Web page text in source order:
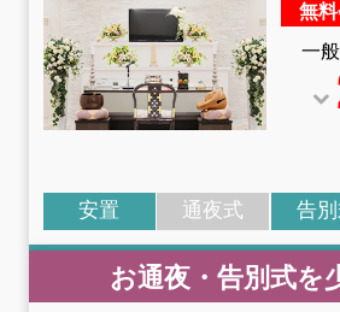
無
一
安置 通夜式 告
お通夜・告別式を